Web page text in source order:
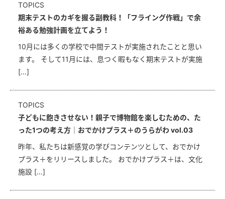
TOPICS
期末テストのカギを握る副教科！「フライング作戦」で余
裕ある勉強計画を立てよう！
10月には多くの学校で中間テストが実施されたことと思い
ます。 そして11月には、息つく暇もなく期末テストが実施
[…]
TOPICS
子どもに飽きさせない！親子で博物館を楽しむための、た
った1つの考え方｜おでかけプラス＋のうらがわ vol.03
昨年、私たちは新感覚の学びコンテンツとして、おでかけ
プラス＋をリリースしました。 おでかけプラス＋は、文化
施設 […]